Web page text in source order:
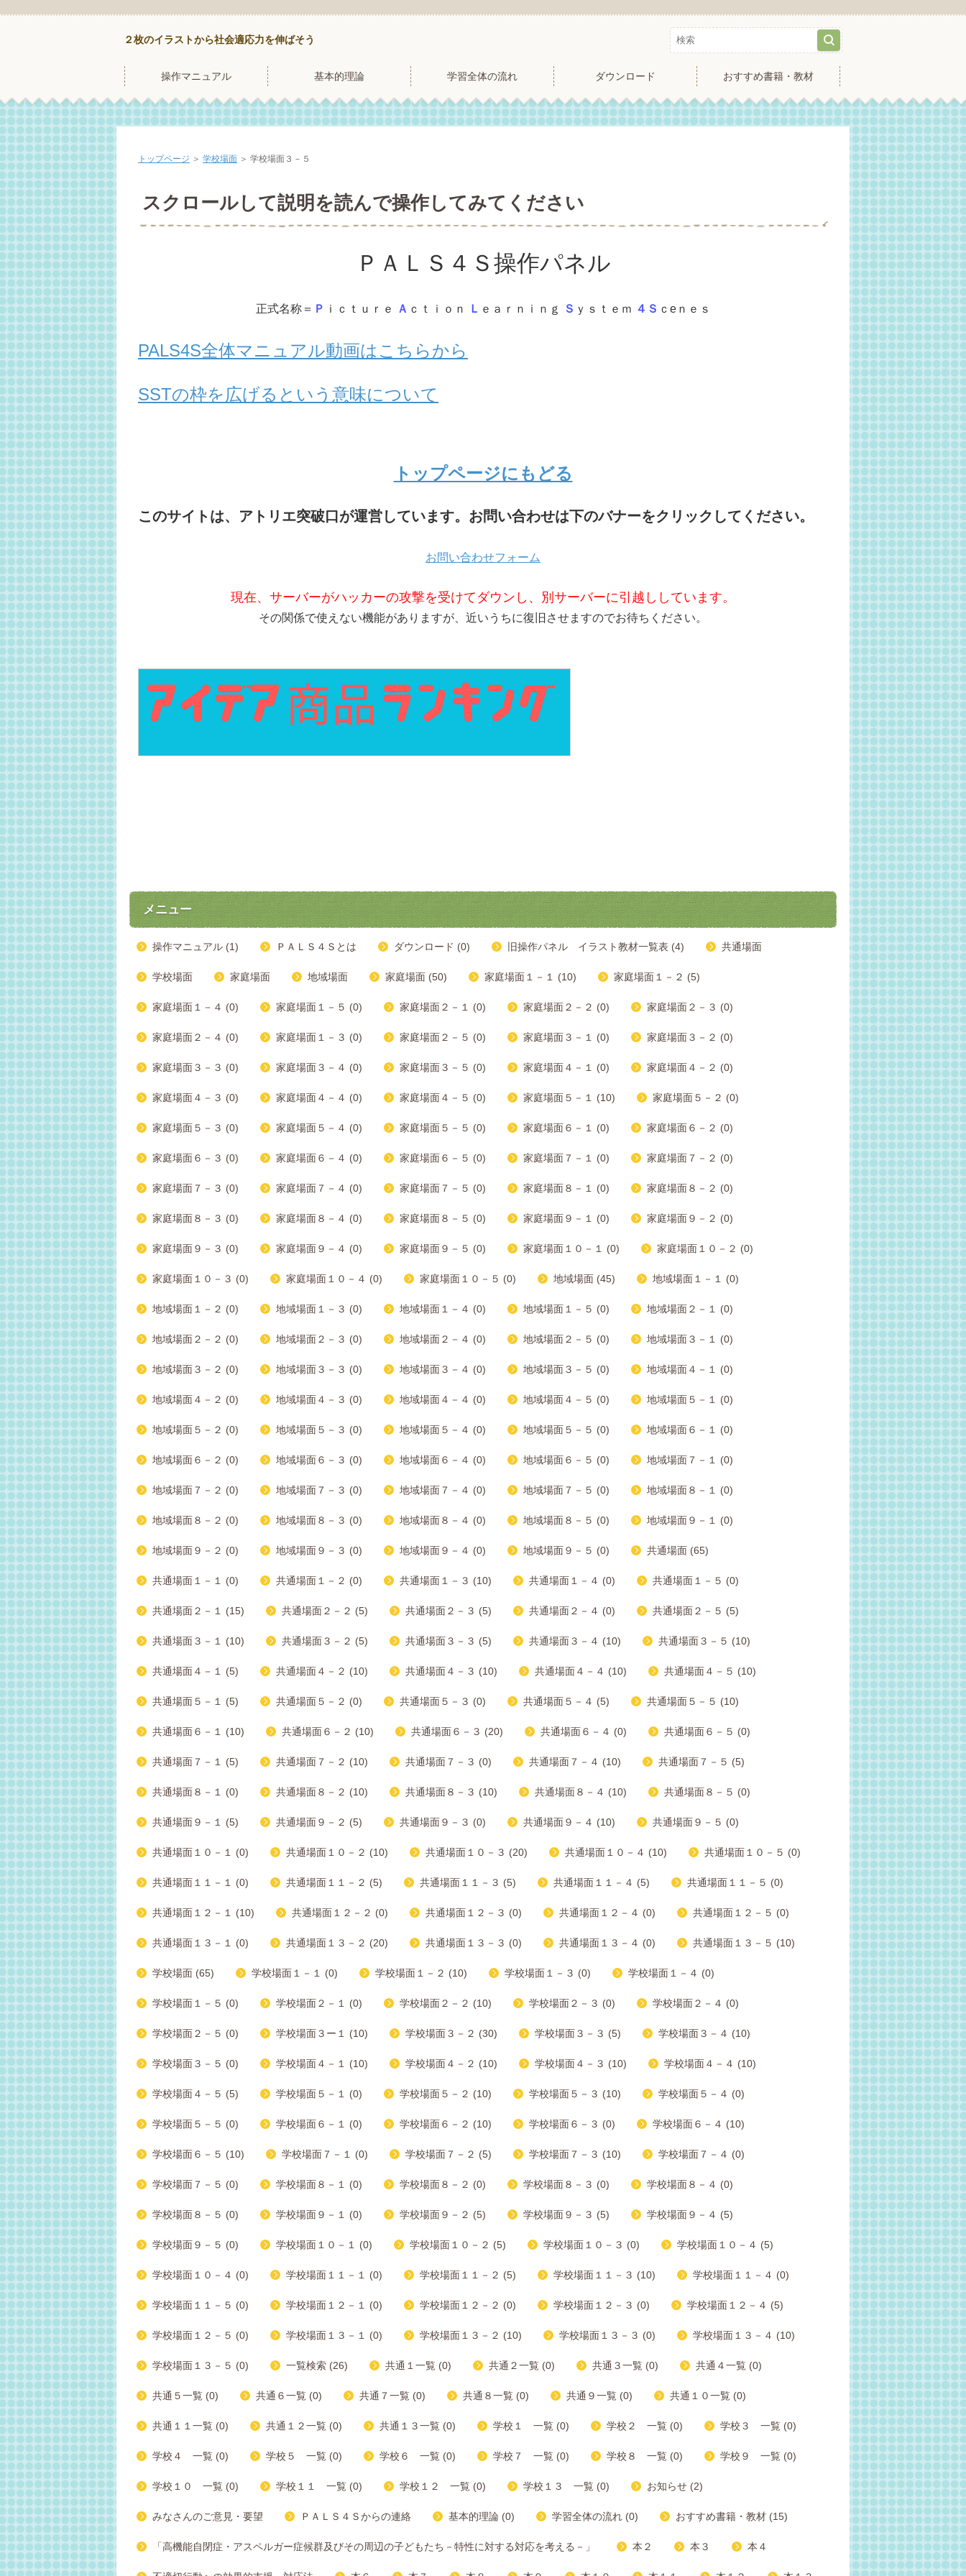
２枚のイラストから社会適応力を伸ばそう
操作マニュアル 基本的理論 学習全体の流れ ダウンロード おすすめ書籍・教材
トップページ ＞ 学校場面 ＞ 学校場面３－５
スクロールして説明を読んで操作してみてください
ＰＡＬＳ４Ｓ操作パネル
正式名称＝ Ｐ ｉｃｔｕｒｅ Ａ ｃｔｉｏｎ Ｌ ｅａｒｎｉｎｇ Ｓ ｙｓｔｅｍ ４Ｓ ｃeｎｅｓ
PALS4S全体マニュアル動画はこちらから
SSTの枠を広げるという意味について
トップページにもどる
このサイトは、アトリエ突破口が運営しています。お問い合わせは下のバナーをクリックしてください。
お問い合わせフォーム
現在、サーバーがハッカーの攻撃を受けてダウンし、別サーバーに引越ししています。
その関係で使えない機能がありますが、近いうちに復旧させますのでお待ちください。
メニュー
操作マニュアル (1) ＰＡＬＳ４Ｓとは ダウンロード (0) 旧操作パネル イラスト教材一覧表 (4) 共通場面
学校場面 家庭場面 地域場面 家庭場面 (50) 家庭場面１－１ (10) 家庭場面１－２ (5)
家庭場面１－４ (0) 家庭場面１－５ (0) 家庭場面２－１ (0) 家庭場面２－２ (0) 家庭場面２－３ (0)
家庭場面２－４ (0) 家庭場面１－３ (0) 家庭場面２－５ (0) 家庭場面３－１ (0) 家庭場面３－２ (0)
家庭場面３－３ (0) 家庭場面３－４ (0) 家庭場面３－５ (0) 家庭場面４－１ (0) 家庭場面４－２ (0)
家庭場面４－３ (0) 家庭場面４－４ (0) 家庭場面４－５ (0) 家庭場面５－１ (10) 家庭場面５－２ (0)
家庭場面５－３ (0) 家庭場面５－４ (0) 家庭場面５－５ (0) 家庭場面６－１ (0) 家庭場面６－２ (0)
家庭場面６－３ (0) 家庭場面６－４ (0) 家庭場面６－５ (0) 家庭場面７－１ (0) 家庭場面７－２ (0)
家庭場面７－３ (0) 家庭場面７－４ (0) 家庭場面７－５ (0) 家庭場面８－１ (0) 家庭場面８－２ (0)
家庭場面８－３ (0) 家庭場面８－４ (0) 家庭場面８－５ (0) 家庭場面９－１ (0) 家庭場面９－２ (0)
家庭場面９－３ (0) 家庭場面９－４ (0) 家庭場面９－５ (0) 家庭場面１０－１ (0) 家庭場面１０－２ (0)
家庭場面１０－３ (0) 家庭場面１０－４ (0) 家庭場面１０－５ (0) 地域場面 (45) 地域場面１－１ (0)
地域場面１－２ (0) 地域場面１－３ (0) 地域場面１－４ (0) 地域場面１－５ (0) 地域場面２－１ (0)
地域場面２－２ (0) 地域場面２－３ (0) 地域場面２－４ (0) 地域場面２－５ (0) 地域場面３－１ (0)
地域場面３－２ (0) 地域場面３－３ (0) 地域場面３－４ (0) 地域場面３－５ (0) 地域場面４－１ (0)
地域場面４－２ (0) 地域場面４－３ (0) 地域場面４－４ (0) 地域場面４－５ (0) 地域場面５－１ (0)
地域場面５－２ (0) 地域場面５－３ (0) 地域場面５－４ (0) 地域場面５－５ (0) 地域場面６－１ (0)
地域場面６－２ (0) 地域場面６－３ (0) 地域場面６－４ (0) 地域場面６－５ (0) 地域場面７－１ (0)
地域場面７－２ (0) 地域場面７－３ (0) 地域場面７－４ (0) 地域場面７－５ (0) 地域場面８－１ (0)
地域場面８－２ (0) 地域場面８－３ (0) 地域場面８－４ (0) 地域場面８－５ (0) 地域場面９－１ (0)
地域場面９－２ (0) 地域場面９－３ (0) 地域場面９－４ (0) 地域場面９－５ (0) 共通場面 (65)
共通場面１－１ (0) 共通場面１－２ (0) 共通場面１－３ (10) 共通場面１－４ (0) 共通場面１－５ (0)
共通場面２－１ (15) 共通場面２－２ (5) 共通場面２－３ (5) 共通場面２－４ (0) 共通場面２－５ (5)
共通場面３－１ (10) 共通場面３－２ (5) 共通場面３－３ (5) 共通場面３－４ (10) 共通場面３－５ (10)
共通場面４－１ (5) 共通場面４－２ (10) 共通場面４－３ (10) 共通場面４－４ (10) 共通場面４－５ (10)
共通場面５－１ (5) 共通場面５－２ (0) 共通場面５－３ (0) 共通場面５－４ (5) 共通場面５－５ (10)
共通場面６－１ (10) 共通場面６－２ (10) 共通場面６－３ (20) 共通場面６－４ (0) 共通場面６－５ (0)
共通場面７－１ (5) 共通場面７－２ (10) 共通場面７－３ (0) 共通場面７－４ (10) 共通場面７－５ (5)
共通場面８－１ (0) 共通場面８－２ (10) 共通場面８－３ (10) 共通場面８－４ (10) 共通場面８－５ (0)
共通場面９－１ (5) 共通場面９－２ (5) 共通場面９－３ (0) 共通場面９－４ (10) 共通場面９－５ (0)
共通場面１０－１ (0) 共通場面１０－２ (10) 共通場面１０－３ (20) 共通場面１０－４ (10) 共通場面１０－５ (0)
共通場面１１－１ (0) 共通場面１１－２ (5) 共通場面１１－３ (5) 共通場面１１－４ (5) 共通場面１１－５ (0)
共通場面１２－１ (10) 共通場面１２－２ (0) 共通場面１２－３ (0) 共通場面１２－４ (0) 共通場面１２－５ (0)
共通場面１３－１ (0) 共通場面１３－２ (20) 共通場面１３－３ (0) 共通場面１３－４ (0) 共通場面１３－５ (10)
学校場面 (65) 学校場面１－１ (0) 学校場面１－２ (10) 学校場面１－３ (0) 学校場面１－４ (0)
学校場面１－５ (0) 学校場面２－１ (0) 学校場面２－２ (10) 学校場面２－３ (0) 学校場面２－４ (0)
学校場面２－５ (0) 学校場面３ー１ (10) 学校場面３－２ (30) 学校場面３－３ (5) 学校場面３－４ (10)
学校場面３－５ (0) 学校場面４－１ (10) 学校場面４－２ (10) 学校場面４－３ (10) 学校場面４－４ (10)
学校場面４－５ (5) 学校場面５－１ (0) 学校場面５－２ (10) 学校場面５－３ (10) 学校場面５－４ (0)
学校場面５－５ (0) 学校場面６－１ (0) 学校場面６－２ (10) 学校場面６－３ (0) 学校場面６－４ (10)
学校場面６－５ (10) 学校場面７－１ (0) 学校場面７－２ (5) 学校場面７－３ (10) 学校場面７－４ (0)
学校場面７－５ (0) 学校場面８－１ (0) 学校場面８－２ (0) 学校場面８－３ (0) 学校場面８－４ (0)
学校場面８－５ (0) 学校場面９－１ (0) 学校場面９－２ (5) 学校場面９－３ (5) 学校場面９－４ (5)
学校場面９－５ (0) 学校場面１０－１ (0) 学校場面１０－２ (5) 学校場面１０－３ (0) 学校場面１０－４ (5)
学校場面１０－４ (0) 学校場面１１－１ (0) 学校場面１１－２ (5) 学校場面１１－３ (10) 学校場面１１－４ (0)
学校場面１１－５ (0) 学校場面１２－１ (0) 学校場面１２－２ (0) 学校場面１２－３ (0) 学校場面１２－４ (5)
学校場面１２－５ (0) 学校場面１３－１ (0) 学校場面１３－２ (10) 学校場面１３－３ (0) 学校場面１３－４ (10)
学校場面１３－５ (0) 一覧検索 (26) 共通１一覧 (0) 共通２一覧 (0) 共通３一覧 (0) 共通４一覧 (0)
共通５一覧 (0) 共通６一覧 (0) 共通７一覧 (0) 共通８一覧 (0) 共通９一覧 (0) 共通１０一覧 (0)
共通１１一覧 (0) 共通１２一覧 (0) 共通１３一覧 (0) 学校１ 一覧 (0) 学校２ 一覧 (0) 学校３ 一覧 (0)
学校４ 一覧 (0) 学校５ 一覧 (0) 学校６ 一覧 (0) 学校７ 一覧 (0) 学校８ 一覧 (0) 学校９ 一覧 (0)
学校１０ 一覧 (0) 学校１１ 一覧 (0) 学校１２ 一覧 (0) 学校１３ 一覧 (0) お知らせ (2)
みなさんのご意見・要望 ＰＡＬＳ４Ｓからの連絡 基本的理論 (0) 学習全体の流れ (0) おすすめ書籍・教材 (15)
「高機能自閉症・アスペルガー症候群及びその周辺の子どもたち－特性に対する対応を考える－」 本２ 本３ 本４